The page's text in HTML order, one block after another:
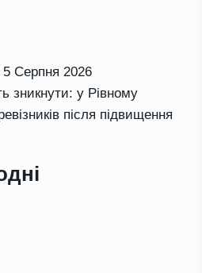
5 Серпня 2026
зникнути: у Рівному
після підвищення